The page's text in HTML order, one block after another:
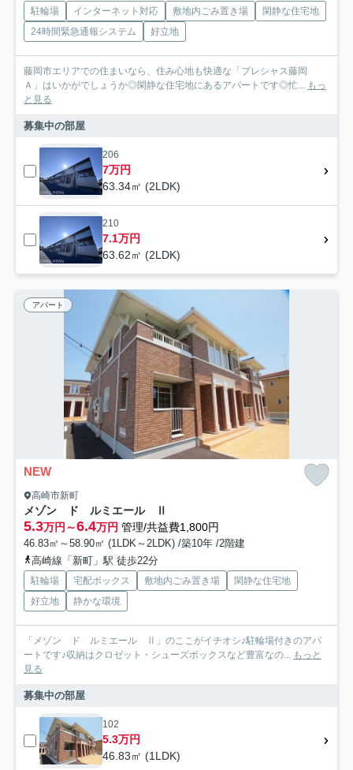
駐輪場 インターネット対応 敷地内ごみ置き場
閑静な住宅地
24時間緊急通報システム
好立地
藤岡市エリアでの住まいなら、住み心地も快適な「プレシャス藤岡
Ａ」はいかがでしょうか◎閑静な住宅地にあるアパートです◎忙... もっ
と見る
募集中の部屋
206
7万円
63.34㎡ (2LDK)
210
7.1万円
63.62㎡ (2LDK)
アパート
NEW
高崎市新町
メゾン ド ルミエール Ⅱ
5.3万円～6.4万円 管理/共益費1,800円
46.83㎡～58.90㎡ (1LDK～2LDK) /築10年 /2階建
高崎線「新町」駅 徒歩22分
駐輪場 宅配ボックス 敷地内ごみ置き場
閑静な住宅地
好立地
静かな環境
「メゾン ド ルミエール Ⅱ」のここがイチオシ♪駐輪場付きのアパ
ートです♪収納はクロゼット・シューズボックスなど豊富なの... もっと
見る
募集中の部屋
102
5.3万円
46.83㎡ (1LDK)